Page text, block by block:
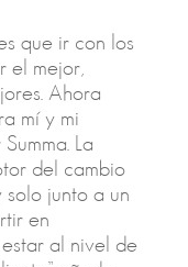
que ir con los
el mejor,
Ahora
mí y mi
La
del cambio
junto a un
en
al nivel de